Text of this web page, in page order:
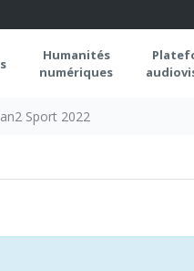
Humanités
numériques
Sport 2022